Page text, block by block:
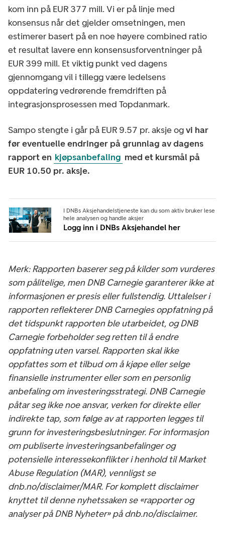
kom inn på EUR 377 mill. Vi er på linje med
konsensus når det gjelder omsetningen, men
estimerer basert på en noe høyere combined ratio
et resultat lavere enn konsensusforventninger på
EUR 399 mill. Et viktig punkt ved dagens
gjennomgang vil i tillegg være ledelsens
oppdatering vedrørende fremdriften på
integrasjonsprosessen med Topdanmark.
Sampo stengte i går på EUR 9.57 pr. aksje ogvi har
før eventuelle endringer på grunnlag av dagens
rapport en kjøpsanbefaling med et kursmål på
EUR 10.50 pr. aksje.
I DNBs Aksjehandelstjeneste kan du som aktiv bruker lese
hele analysen og handle aksjer
Logg inn i DNBs Aksjehandel her
Merk: Rapporten baserer seg på kilder som vurderes
som pålitelige, men DNB Carnegie garanterer ikke at
informasjonen er presis eller fullstendig. Uttalelser i
rapporten reflekterer DNB Carnegies oppfatning på
det tidspunkt rapporten ble utarbeidet, og DNB
Carnegie forbeholder seg retten til å endre
oppfatning uten varsel. Rapporten skal ikke
oppfattes som et tilbud om å kjøpe eller selge
finansielle instrumenter eller som en personlig
anbefaling om investeringsstrategi. DNB Carnegie
påtar seg ikke noe ansvar, verken for direkte eller
indirekte tap, som følge av at rapporten legges til
grunn for investeringsbeslutninger. For informasjon
om publiserte investeringsanbefalinger og
potensielle interessekonflikter i henhold til Market
Abuse Regulation (MAR), vennligst se
dnb.no/disclaimer/MAR. For komplett disclaimer
knyttet til denne nyhetssaken se «rapporter og
analyser på DNB Nyheter» på dnb.no/disclaimer.